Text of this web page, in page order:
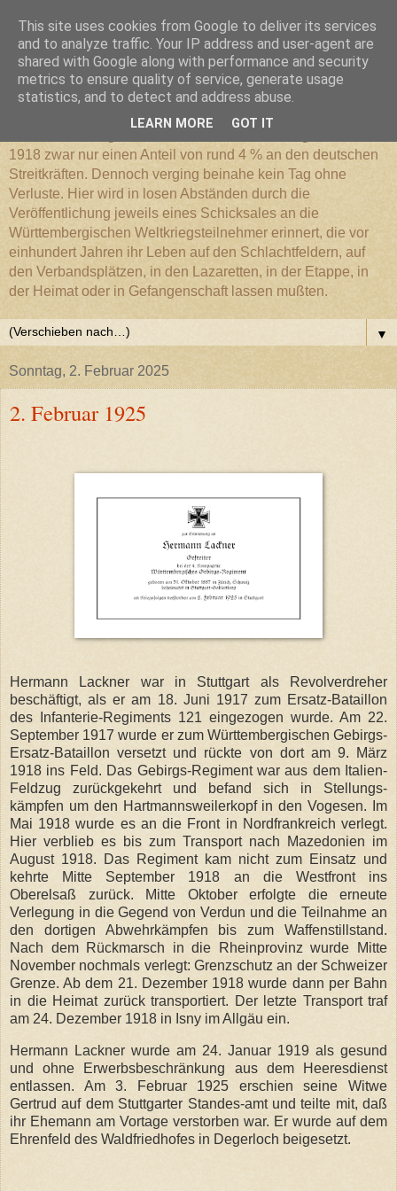
Württembergischer
Weltkriegs-Blog
1918 zwar nur einen Anteil von rund 4 % an den deutschen
Streitkräften. Dennoch verging beinahe kein Tag ohne
Verluste. Hier wird in losen Abständen durch die
Veröffentlichung jeweils eines Schicksales an die
Württembergischen Weltkriegsteilnehmer erinnert, die vor
einhundert Jahren ihr Leben auf den Schlachtfeldern, auf
den Verbandsplätzen, in den Lazaretten, in der Etappe, in
der Heimat oder in Gefangenschaft lassen mußten.
▼
Sonntag, 2. Februar 2025
2. Februar 1925
Hermann Lackner war in Stuttgart als Revolverdreher
beschäftigt, als er am 18. Juni 1917 zum Ersatz-Bataillon
des Infanterie-Regiments 121 eingezogen wurde. Am 22.
September 1917 wurde er zum Württembergischen Gebirgs-
Ersatz-Bataillon versetzt und rückte von dort am 9. März
1918 ins Feld. Das Gebirgs-Regiment war aus dem Italien-
Feldzug zurückgekehrt und befand sich in Stellungs-
kämpfen um den Hartmannsweilerkopf in den Vogesen. Im
Mai 1918 wurde es an die Front in Nordfrankreich verlegt.
Hier verblieb es bis zum Transport nach Mazedonien im
August 1918. Das Regiment kam nicht zum Einsatz und
kehrte Mitte September 1918 an die Westfront ins
Oberelsaß zurück. Mitte Oktober erfolgte die erneute
Verlegung in die Gegend von Verdun und die Teilnahme an
den dortigen Abwehrkämpfen bis zum Waffenstillstand.
Nach dem Rückmarsch in die Rheinprovinz wurde Mitte
November nochmals verlegt: Grenzschutz an der Schweizer
Grenze. Ab dem 21. Dezember 1918 wurde dann per Bahn
in die Heimat zurück transportiert. Der letzte Transport traf
am 24. Dezember 1918 in Isny im Allgäu ein.
Hermann Lackner wurde am 24. Januar 1919 als gesund
und ohne Erwerbsbeschränkung aus dem Heeresdienst
entlassen. Am 3. Februar 1925 erschien seine Witwe
Gertrud auf dem Stuttgarter Standes-amt und teilte mit, daß
ihr Ehemann am Vortage verstorben war. Er wurde auf dem
Ehrenfeld des Waldfriedhofes in Degerloch beigesetzt.
This site uses cookies from Google to deliver its services
and to analyze traffic. Your IP address and user-agent are
shared with Google along with performance and security
metrics to ensure quality of service, generate usage
statistics, and to detect and address abuse.
LEARN MORE GOT IT